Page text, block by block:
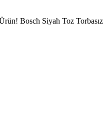
Bosch Siyah Toz